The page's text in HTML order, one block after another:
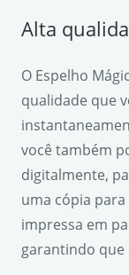
Alta
O Espelho
qualidade que
você também
digitalmente,
uma cópia
impressa em
garantindo que